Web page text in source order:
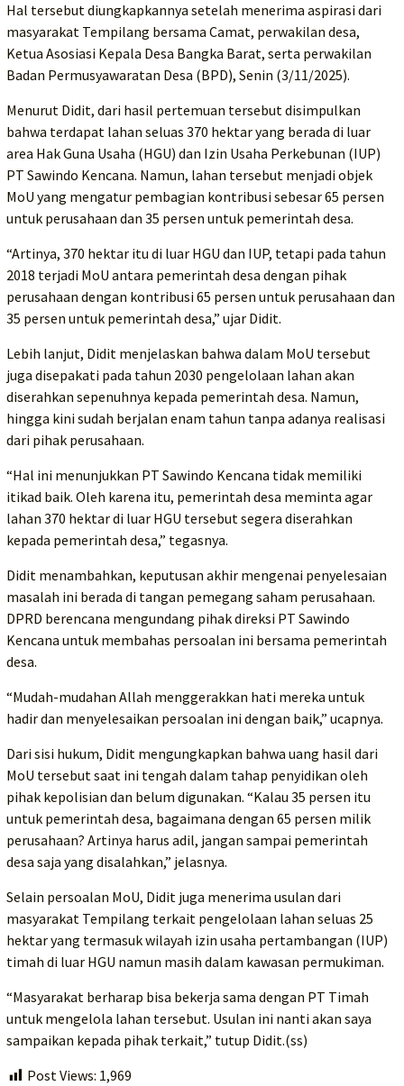
Hal tersebut diungkapkannya setelah menerima aspirasi dari
masyarakat Tempilang bersama Camat, perwakilan desa,
Ketua Asosiasi Kepala Desa Bangka Barat, serta perwakilan
Badan Permusyawaratan Desa (BPD), Senin (3/11/2025).
Menurut Didit, dari hasil pertemuan tersebut disimpulkan
bahwa terdapat lahan seluas 370 hektar yang berada di luar
area Hak Guna Usaha (HGU) dan Izin Usaha Perkebunan (IUP)
PT Sawindo Kencana. Namun, lahan tersebut menjadi objek
MoU yang mengatur pembagian kontribusi sebesar 65 persen
untuk perusahaan dan 35 persen untuk pemerintah desa.
“Artinya, 370 hektar itu di luar HGU dan IUP, tetapi pada tahun
2018 terjadi MoU antara pemerintah desa dengan pihak
perusahaan dengan kontribusi 65 persen untuk perusahaan dan
35 persen untuk pemerintah desa,” ujar Didit.
Lebih lanjut, Didit menjelaskan bahwa dalam MoU tersebut
juga disepakati pada tahun 2030 pengelolaan lahan akan
diserahkan sepenuhnya kepada pemerintah desa. Namun,
hingga kini sudah berjalan enam tahun tanpa adanya realisasi
dari pihak perusahaan.
“Hal ini menunjukkan PT Sawindo Kencana tidak memiliki
itikad baik. Oleh karena itu, pemerintah desa meminta agar
lahan 370 hektar di luar HGU tersebut segera diserahkan
kepada pemerintah desa,” tegasnya.
Didit menambahkan, keputusan akhir mengenai penyelesaian
masalah ini berada di tangan pemegang saham perusahaan.
DPRD berencana mengundang pihak direksi PT Sawindo
Kencana untuk membahas persoalan ini bersama pemerintah
desa.
“Mudah-mudahan Allah menggerakkan hati mereka untuk
hadir dan menyelesaikan persoalan ini dengan baik,” ucapnya.
Dari sisi hukum, Didit mengungkapkan bahwa uang hasil dari
MoU tersebut saat ini tengah dalam tahap penyidikan oleh
pihak kepolisian dan belum digunakan. “Kalau 35 persen itu
untuk pemerintah desa, bagaimana dengan 65 persen milik
perusahaan? Artinya harus adil, jangan sampai pemerintah
desa saja yang disalahkan,” jelasnya.
Selain persoalan MoU, Didit juga menerima usulan dari
masyarakat Tempilang terkait pengelolaan lahan seluas 25
hektar yang termasuk wilayah izin usaha pertambangan (IUP)
timah di luar HGU namun masih dalam kawasan permukiman.
“Masyarakat berharap bisa bekerja sama dengan PT Timah
untuk mengelola lahan tersebut. Usulan ini nanti akan saya
sampaikan kepada pihak terkait,” tutup Didit.(ss)
Post Views: 1,969